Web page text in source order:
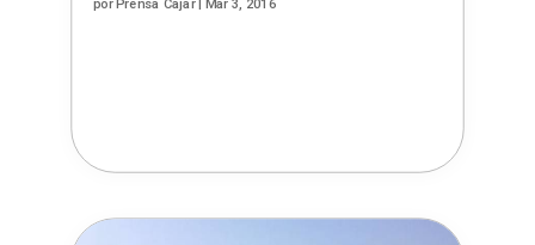
porPrensa Cajar| Mar 3, 2016